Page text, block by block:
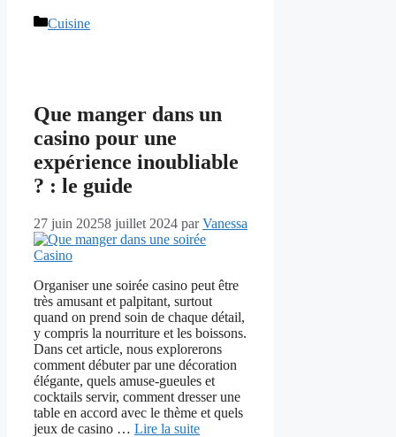
Catégories
Cuisine
Que manger dans un
casino pour une
expérience inoubliable
? : le guide
27 juin 20258 juillet 2024 parVanessa
Organiser une soirée casino peut être
très amusant et palpitant, surtout
quand on prend soin de chaque détail,
y compris la nourriture et les boissons.
Dans cet article, nous explorerons
comment débuter par une décoration
élégante, quels amuse-gueules et
cocktails servir, comment dresser une
table en accord avec le thème et quels
jeux de casino … Lire la suite